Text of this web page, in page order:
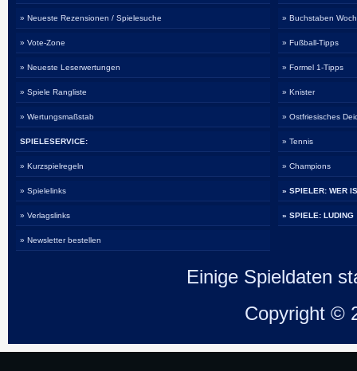
» Neueste Rezensionen / Spielesuche
» Vote-Zone
» Neueste Leserwertungen
» Spiele Rangliste
» Wertungsmaßstab
SPIELESERVICE:
» Kurzspielregeln
» Spielelinks
» Verlagslinks
» Newsletter bestellen
» Buchstaben
» Fußball-Tipps
» Formel 1-Tipps
» Knister
» Ostfriesisches
» Tennis
» Champions
» SPIELER: WER
» SPIELE: LUDING
Einige Spieldaten
Copyright ©